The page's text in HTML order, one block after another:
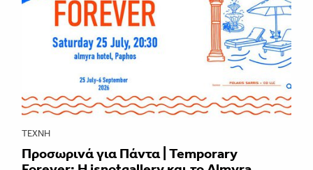
ΤΈΧΝΗ
Προσωρινά για Πάντα | Temporary